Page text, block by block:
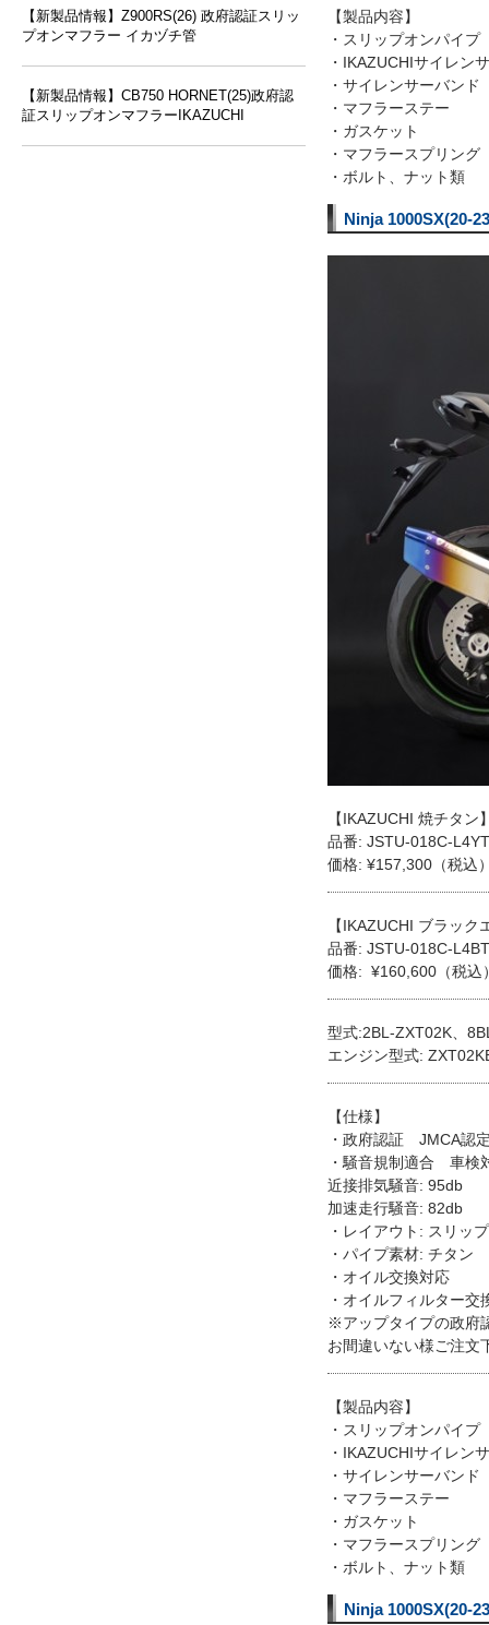
【製品内容】
・スリップオンパイプ
・IKAZUCHIサイレン
・サイレンサーバンド
・マフラーステー
・ガスケット
・マフラースプリング
・ボルト、ナット類
Ninja 1000SX(20-
【IKAZUCHI 焼チタン
品番: JSTU-018C-L4YT
価格: ¥157,300（税込
【IKAZUCHI ブラッ
品番: JSTU-018C-L4BT
価格: ¥160,600（税込
型式:2BL-ZXT02K、
エンジン型式:
【仕様】
・政府認証 JMCA認
・騒音規制適合 車検
近接排気騒音: 95db
加速走行騒音: 82db
・レイアウト: スリッ
・パイプ素材: チタン
・オイル交換対応
・オイルフィルター交
※アップタイプの政府
お間違いない様ご注文
【製品内容】
・スリップオンパイプ
・IKAZUCHIサイレン
・サイレンサーバンド
・マフラーステー
・ガスケット
・マフラースプリング
・ボルト、ナット類
Ninja 1000SX(20-
【新製品情報】Z900RS(26) 政府認証スリッ
プオンマフラー イカヅチ管
【新製品情報】CB750 HORNET(25)政府認
証スリップオンマフラーIKAZUCHI